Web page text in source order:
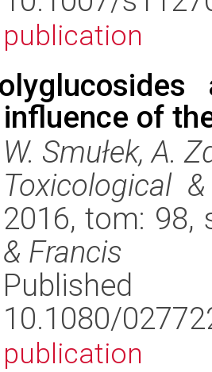
publication
of
W. Smułek, A.
Toxicological
2016, tom: 98,
& Francis
Published
10.1080/
publication